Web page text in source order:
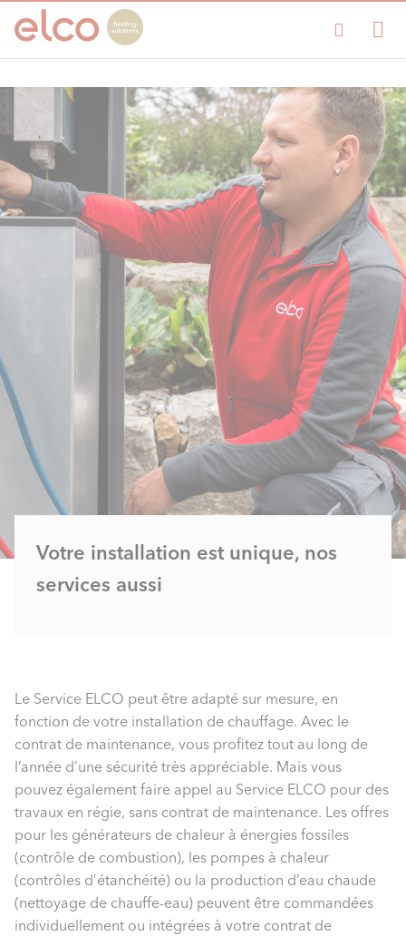
Votre installation est unique, nos
services aussi
Le Service ELCO peut être adapté sur mesure, en
fonction de votre installation de chauffage. Avec le
contrat de maintenance, vous profitez tout au long de
l’année d’une sécurité très appréciable. Mais vous
pouvez également faire appel au Service ELCO pour des
travaux en régie, sans contrat de maintenance. Les offres
pour les générateurs de chaleur à énergies fossiles
(contrôle de combustion), les pompes à chaleur
(contrôles d’étanchéité) ou la production d’eau chaude
(nettoyage de chauffe-eau) peuvent être commandées
individuellement ou intégrées à votre contrat de